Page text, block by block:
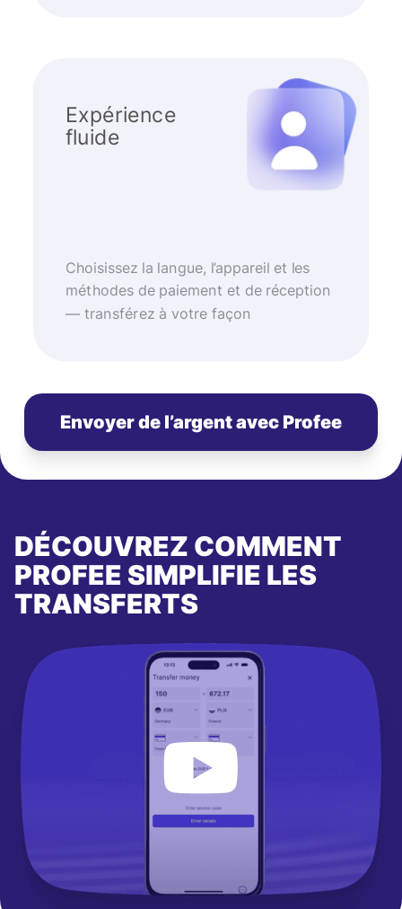
Expérience
fluide
Choisissez la langue, l’appareil et les
méthodes de paiement et de réception
— transférez à votre façon
Envoyer de l’argent avec Profee
DÉCOUVREZ COMMENT
PROFEE SIMPLIFIE LES
TRANSFERTS